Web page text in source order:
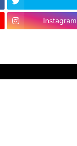
Instagram